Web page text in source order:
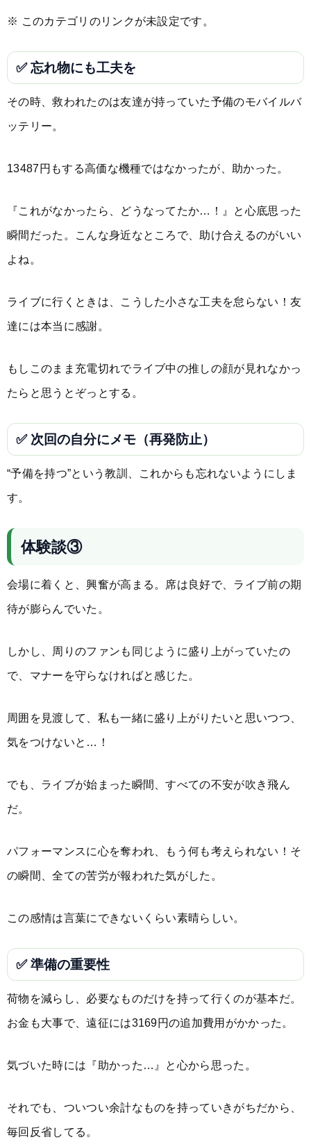
※ このカテゴリのリンクが未設定です。
✅ 忘れ物にも工夫を
その時、救われたのは友達が持っていた予備のモバイルバ
ッテリー。
13487円もする高価な機種ではなかったが、助かった。
『これがなかったら、どうなってたか…！』と心底思った
瞬間だった。こんな身近なところで、助け合えるのがいい
よね。
ライブに行くときは、こうした小さな工夫を怠らない！友
達には本当に感謝。
もしこのまま充電切れでライブ中の推しの顔が見れなかっ
たらと思うとぞっとする。
✅ 次回の自分にメモ（再発防止）
“予備を持つ”という教訓、これからも忘れないようにしま
す。
体験談③
会場に着くと、興奮が高まる。席は良好で、ライブ前の期
待が膨らんでいた。
しかし、周りのファンも同じように盛り上がっていたの
で、マナーを守らなければと感じた。
周囲を見渡して、私も一緒に盛り上がりたいと思いつつ、
気をつけないと…！
でも、ライブが始まった瞬間、すべての不安が吹き飛ん
だ。
パフォーマンスに心を奪われ、もう何も考えられない！そ
の瞬間、全ての苦労が報われた気がした。
この感情は言葉にできないくらい素晴らしい。
✅ 準備の重要性
荷物を減らし、必要なものだけを持って行くのが基本だ。
お金も大事で、遠征には3169円の追加費用がかかった。
気づいた時には『助かった…』と心から思った。
それでも、ついつい余計なものを持っていきがちだから、
毎回反省してる。